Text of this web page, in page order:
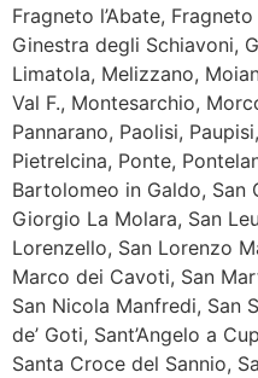
Fragneto l’Abate,
Ginestra degli Schiavoni,
Limatola, Melizzano,
Val F., Montesarchio,
Pannarano, Paolisi,
Pietrelcina, Ponte,
Bartolomeo in Galdo, San
Giorgio La Molara, San
Lorenzello, San Lorenzo
Marco dei Cavoti, San
San Nicola Manfredi, San
de’ Goti, Sant’Angelo a
Santa Croce del Sannio,